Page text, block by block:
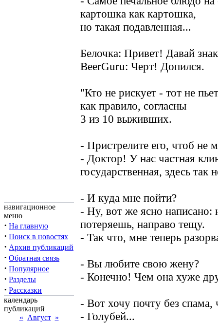
навигационное
меню
· На главную
· Поиск в новостях
· Архив публикаций
· Обратная связь
· Популярное
· Разделы
· Рассказки
календарь
публикаций
« Август »
картошка как картошка,
но такая подавленная...
Белочка: Привет! Давай
ВееrGuru: Черт! Допился.
"Кто не рискует - тот не
как правило, согласны
3 из 10 выживших.
- Пристрелите его, чтоб не
- Доктор! У нас частная
государственная, здесь так
- И куда мне пойти?
- Ну, вот же ясно написано:
потеряешь, направо тещу.
- Так что, мне теперь
- Вы любите свою жену?
- Конечно! Чем она хуже
- Вот хочу почту без спама,
- Голубей...